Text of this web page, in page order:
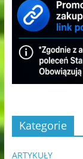
Kategorie
ARTYKUŁY